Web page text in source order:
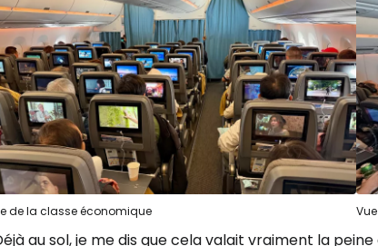
de la classe économique
au sol, je me dis que cela valait vraiment la